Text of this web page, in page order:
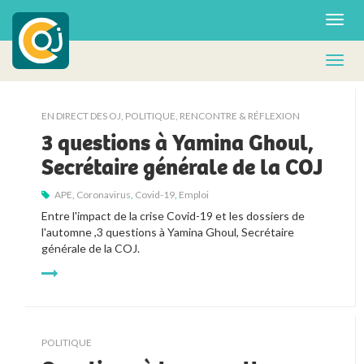
EN DIRECT DES OJ POLITIQUE RENCONTRE & RÉFLEXION
3 questions à Yamina Ghoul,
Secrétaire générale de la COJ
APE Coronavirus Covid-19 Emploi
Entre l'impact de la crise Covid-19 et les dossiers de
l'automne ,3 questions à Yamina Ghoul, Secrétaire
générale de la COJ.
POLITIQUE